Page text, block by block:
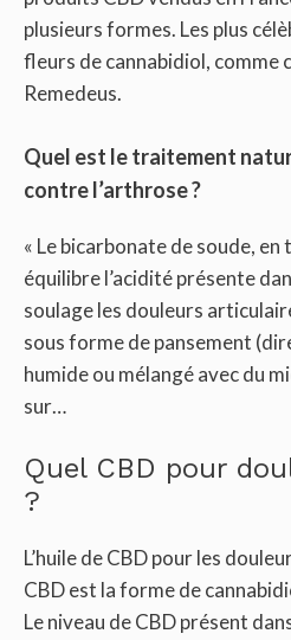
plusieurs formes. Les plus
fleurs de cannabidiol, comme
Remedeus.
Quel est le traitement
contre l’arthrose ?
« Le bicarbonate de soude, en
équilibre l’acidité présente
soulage les douleurs
sous forme de pansement
humide ou mélangé avec du
sur…
Quel CBD pour
?
L’huile de CBD pour les
CBD est la forme de
Le niveau de CBD présent